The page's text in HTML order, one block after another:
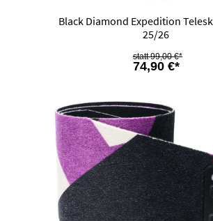
Black Diamond Expedition
25/26
74,90 €*
99,00 €*